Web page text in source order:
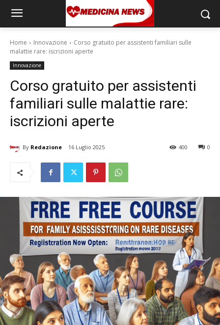
Home Innovazione
Corso gratuito per assistenti familiari sulle
malattie rare: iscrizioni aperte
Innovazione
Corso gratuito per assistenti
familiari sulle malattie rare:
iscrizioni aperte
By Redazione 16 Luglio 2025 0
400